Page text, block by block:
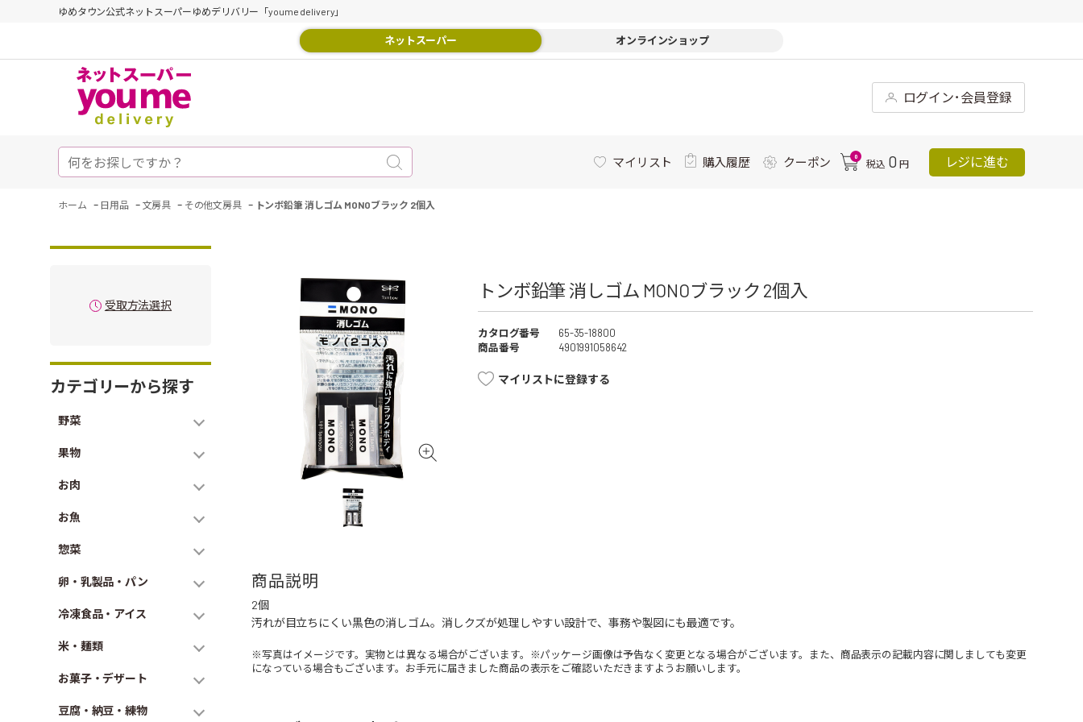
ゆめタウン公式ネットスーパーゆめデリバリー「youme delivery」
ネットスーパー オンラインショップ
ログイン･会員登録
マイリスト 購入履歴 クーポン 0
税込 0 円 レジに進む
ホーム - 日用品 - 文房具 - その他文房具 - トンボ鉛筆 消しゴム MONOブラック 2個入
受取方法選択
カテゴリーから探す
野菜
果物
お肉
お魚
惣菜
卵・乳製品・パン
冷凍食品・アイス
米・麺類
お菓子・デザート
豆腐・納豆・練物
トンボ鉛筆 消しゴム MONOブラック 2個入
カタログ番号
65-35-18800
商品番号
4901991058642
マイリストに登録する
商品説明
2個
汚れが目立ちにくい黒色の消しゴム。消しクズが処理しやすい設計で、事務や製図にも最適です。
※写真はイメージです。実物とは異なる場合がございます。※パッケージ画像は予告なく変更となる場合がございます。また、商品表示の記載内容に関しましても変更
になっている場合もございます。お手元に届きました商品の表示をご確認いただきますようお願いします。